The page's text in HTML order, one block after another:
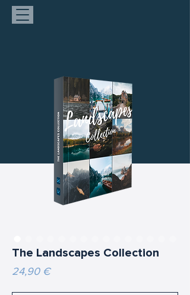
The Landscapes Collection
24,90 €Prix